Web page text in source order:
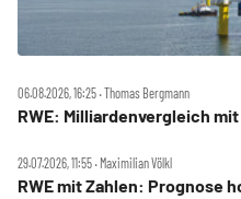
06.08.2026, 16:25 ‧ Thomas Bergmann
RWE: Milliardenvergleich mit
29.07.2026, 11:55 ‧ Maximilian Völkl
RWE mit Zahlen: Prognose